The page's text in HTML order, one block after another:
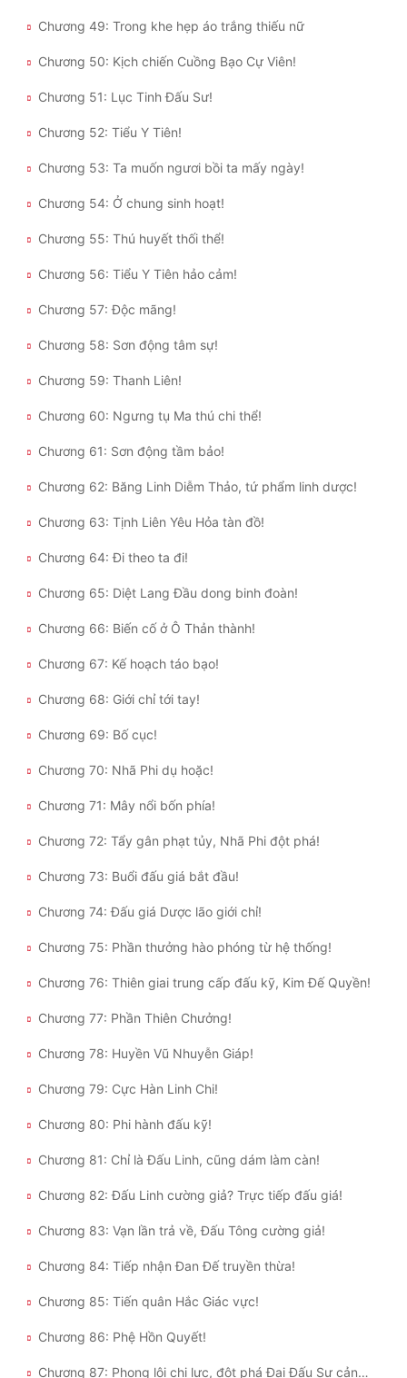
Chương 49: Trong khe hẹp áo trắng thiếu nữ
Chương 50: Kịch chiến Cuồng Bạo Cự Viên!
Chương 51: Lục Tinh Đấu Sư!
Chương 52: Tiểu Y Tiên!
Chương 53: Ta muốn ngươi bồi ta mấy ngày!
Chương 54: Ở chung sinh hoạt!
Chương 55: Thú huyết thối thể!
Chương 56: Tiểu Y Tiên hảo cảm!
Chương 57: Độc mãng!
Chương 58: Sơn động tâm sự!
Chương 59: Thanh Liên!
Chương 60: Ngưng tụ Ma thú chi thể!
Chương 61: Sơn động tầm bảo!
Chương 62: Băng Linh Diễm Thảo, tứ phẩm linh dược!
Chương 63: Tịnh Liên Yêu Hỏa tàn đồ!
Chương 64: Đi theo ta đi!
Chương 65: Diệt Lang Đầu dong binh đoàn!
Chương 66: Biến cố ở Ô Thản thành!
Chương 67: Kế hoạch táo bạo!
Chương 68: Giới chỉ tới tay!
Chương 69: Bố cục!
Chương 70: Nhã Phi dụ hoặc!
Chương 71: Mây nổi bốn phía!
Chương 72: Tẩy gân phạt tủy, Nhã Phi đột phá!
Chương 73: Buổi đấu giá bắt đầu!
Chương 74: Đấu giá Dược lão giới chỉ!
Chương 75: Phần thưởng hào phóng từ hệ thống!
Chương 76: Thiên giai trung cấp đấu kỹ, Kim Đế Quyền!
Chương 77: Phần Thiên Chưởng!
Chương 78: Huyền Vũ Nhuyễn Giáp!
Chương 79: Cực Hàn Linh Chi!
Chương 80: Phi hành đấu kỹ!
Chương 81: Chỉ là Đấu Linh, cũng dám làm càn!
Chương 82: Đấu Linh cường giả? Trực tiếp đấu giá!
Chương 83: Vạn lần trả về, Đấu Tông cường giả!
Chương 84: Tiếp nhận Đan Đế truyền thừa!
Chương 85: Tiến quân Hắc Giác vực!
Chương 86: Phệ Hồn Quyết!
Chương 87: Phong lôi chi lực, đột phá Đại Đấu Sư cảnh giới!